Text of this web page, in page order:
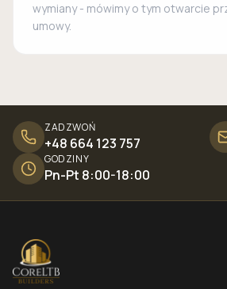
wymiany - mówimy o tym otwarcie
umowy.
ZADZWOŃ
+48 664 123 757
GODZINY
Pn-Pt 8:00-18:00